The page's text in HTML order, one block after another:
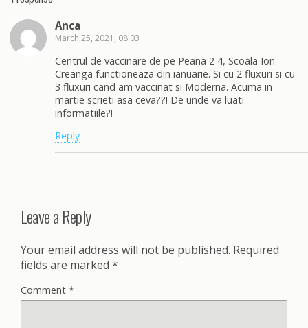
Anca
March 25, 2021, 08:03
Centrul de vaccinare de pe Peana 2 4, Scoala Ion
Creanga functioneaza din ianuarie. Si cu 2 fluxuri si cu
3 fluxuri cand am vaccinat si Moderna. Acuma in
martie scrieti asa ceva??! De unde va luati
informatiile?!
Reply
Leave a Reply
Your email address will not be published. Required
fields are marked *
Comment *